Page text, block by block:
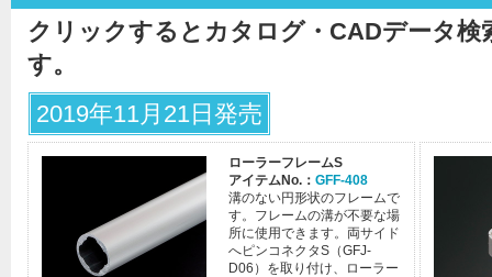
クリックするとカタログ・CADデータ検
す。
2019年11月21日発売
ローラーフレームS
アイテムNo.：GFF-408
溝のない円形状のフレームで
す。フレームの溝が不要な場
所に使用できます。両サイド
へピンコネクタS（GFJ-
D06）を取り付け、ローラー